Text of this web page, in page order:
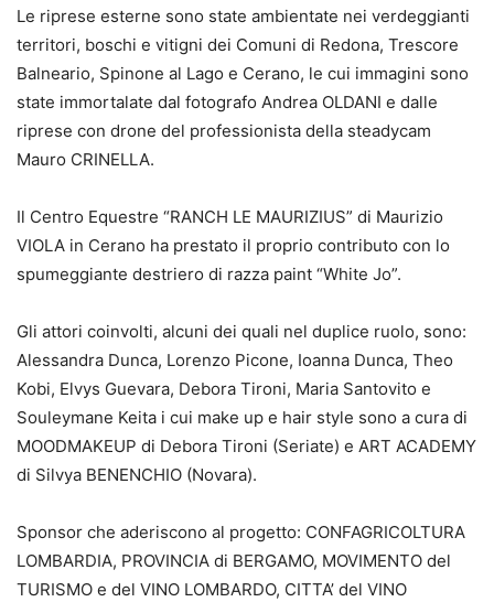
Le riprese esterne sono state ambientate nei verdeggianti
territori, boschi e vitigni dei Comuni di Redona, Trescore
Balneario, Spinone al Lago e Cerano, le cui immagini sono
state immortalate dal fotografo Andrea OLDANI e dalle
riprese con drone del professionista della steadycam
Mauro CRINELLA.
Il Centro Equestre “RANCH LE MAURIZIUS” di Maurizio
VIOLA in Cerano ha prestato il proprio contributo con lo
spumeggiante destriero di razza paint “White Jo”.
Gli attori coinvolti, alcuni dei quali nel duplice ruolo, sono:
Alessandra Dunca, Lorenzo Picone, Ioanna Dunca, Theo
Kobi, Elvys Guevara, Debora Tironi, Maria Santovito e
Souleymane Keita i cui make up e hair style sono a cura di
MOODMAKEUP di Debora Tironi (Seriate) e ART ACADEMY
di Silvya BENENCHIO (Novara).
Sponsor che aderiscono al progetto: CONFAGRICOLTURA
LOMBARDIA, PROVINCIA di BERGAMO, MOVIMENTO del
TURISMO e del VINO LOMBARDO, CITTA’ del VINO